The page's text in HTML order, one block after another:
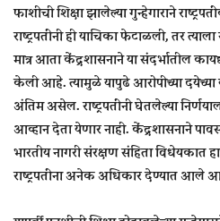
फाशीची शिक्षा झालेल्या गुन्हेगाराने
राष्ट्रपतींनी ही याचिका फेटाळली, तर
मात्र आता केंद्रशासनाने या संदर्भातील
केली आहे. त्यामुळे यापुढे आरोपीच्या दयेच्या
अंतिम असेल. राष्ट्रपतींनी घेतलेल्या
आव्हान देता येणार नाही. केंद्रशासनाने
भारतीय नागरी संरक्षण संहिता विधेयकात
राष्ट्रपतींना अनेक अधिकार देण्यात आले